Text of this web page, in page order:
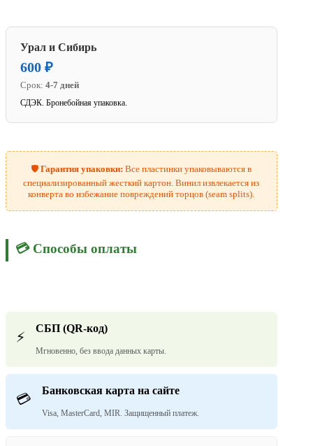
Урал и Сибирь
600 ₽
Срок: 4-7 дней
СДЭК. Бронебойная упаковка.
🛡️Гарантия упаковки: Все пластинки упаковываются в
специализированный жесткий картон. Винил извлекается из
конверта во избежание повреждений торцов (seam splits).
💳 Способы оплаты
⚡
СБП (QR-код)
Мгновенно, без ввода данных карты.
💳
Банковская карта на сайте
Visa, MasterCard, MIR. Защищенный платеж.